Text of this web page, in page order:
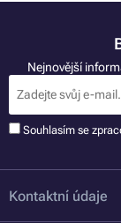
Nejnovější
Souhlasím se
Kontaktní údaje